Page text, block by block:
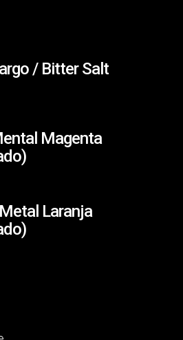
/ Bitter Salt
Magenta
Laranja